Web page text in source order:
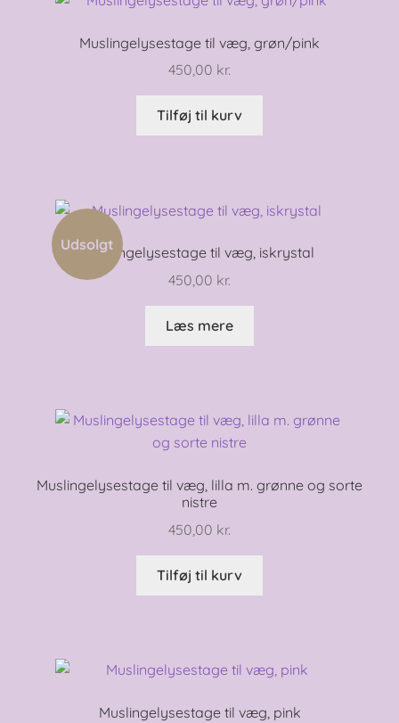
Muslingelysestage til væg, grøn/pink
450,00 kr.
Tilføj til kurv
Muslingelysestage til væg, iskrystal
450,00 kr.
Læs mere
Udsolgt
Muslingelysestage til væg, lilla m. grønne og sorte
nistre
450,00 kr.
Tilføj til kurv
Muslingelysestage til væg, pink